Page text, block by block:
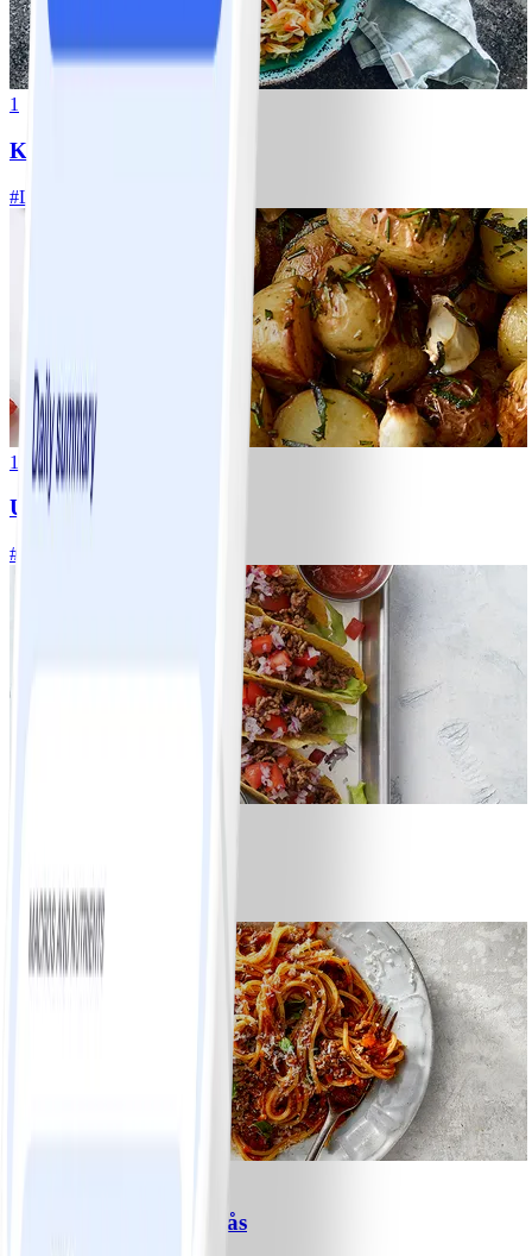
1
Klassisk vitkålssallad
#Lätt
1
Ugnsrostad potatis
#
Lätt15 MIN
Spagetti med köttfärssås